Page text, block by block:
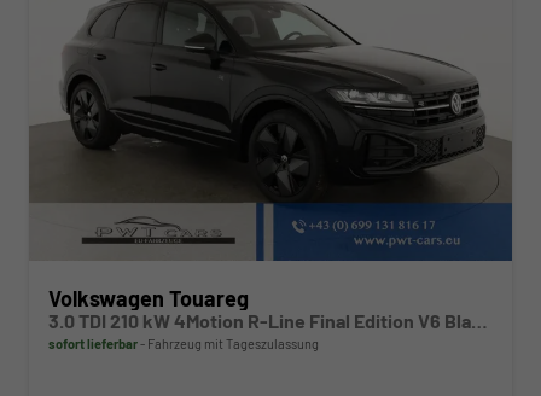
Volkswagen Touareg
3.0 TDI 210 kW 4Motion R-Line Final Edition V6 Black Edition, HuD, Luft, Standheizung, Pano, Dynaudio, Leder, AHK, Navi, Side, Winter, 5 J.-Garantie
sofort lieferbar Fahrzeug mit Tageszulassung